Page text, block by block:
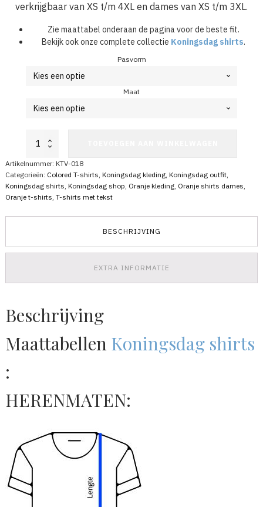
verkrijgbaar van XS t/m 4XL en dames van XS t/m 3XL.
Zie maattabel onderaan de pagina voor de beste fit.
Bekijk ook onze complete collectie Koningsdag shirts.
Pasvorm
Maat
Koningsdag
Shirt
Huts
aantal
Artikelnummer: KTV-018
Categorieën: Colored T-shirts, Koningsdag kleding, Koningsdag outfit,
Koningsdag shirts, Koningsdag shop, Oranje kleding, Oranje shirts dames,
Oranje t-shirts, T-shirts met tekst
BESCHRIJVING
EXTRA INFORMATIE
Beschrijving
Maattabellen Koningsdag shirts
:
HERENMATEN: